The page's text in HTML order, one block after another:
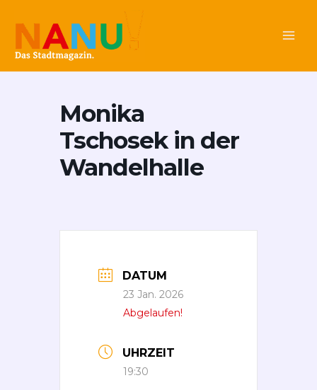
Inhalt
springen
Monika
Tschosek in der
Wandelhalle
DATUM
23 Jan. 2026
Abgelaufen!
UHRZEIT
19:30